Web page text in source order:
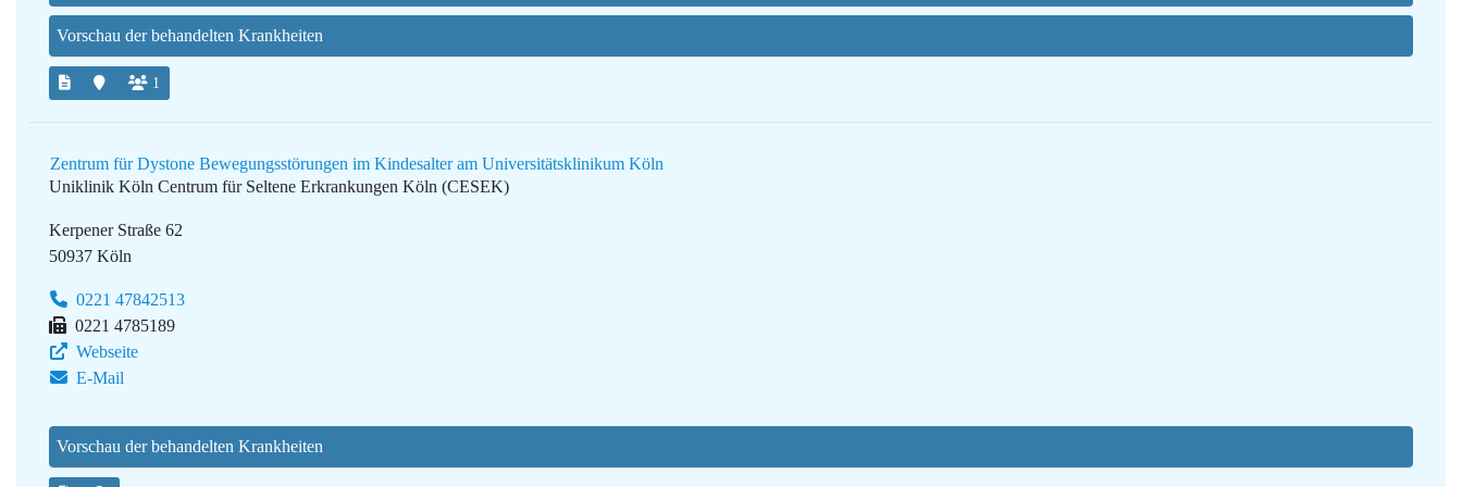
Vorschau der behandelten Krankheiten
1
Zentrum für Dystone Bewegungsstörungen im Kindesalter am Universitätsklinikum Köln
Uniklinik Köln Centrum für Seltene Erkrankungen Köln (CESEK)
Kerpener Straße 62
50937 Köln
0221 47842513
0221 4785189
Webseite
E-Mail
Vorschau der behandelten Krankheiten